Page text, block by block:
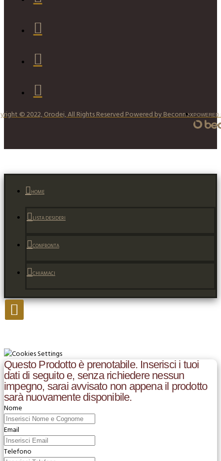
© 2022, Orodei, All Rights Reserved Powered by Beconnex
HOME
LISTA DESIDERI
CONFRONTA
CHIAMACI
Questo Prodotto è prenotabile. Inserisci i tuoi
dati di seguito e, senza richiedere nessun
impegno, sarai avvisato non appena il prodotto
sarà nuovamente disponibile.
Nome
Email
Telefono